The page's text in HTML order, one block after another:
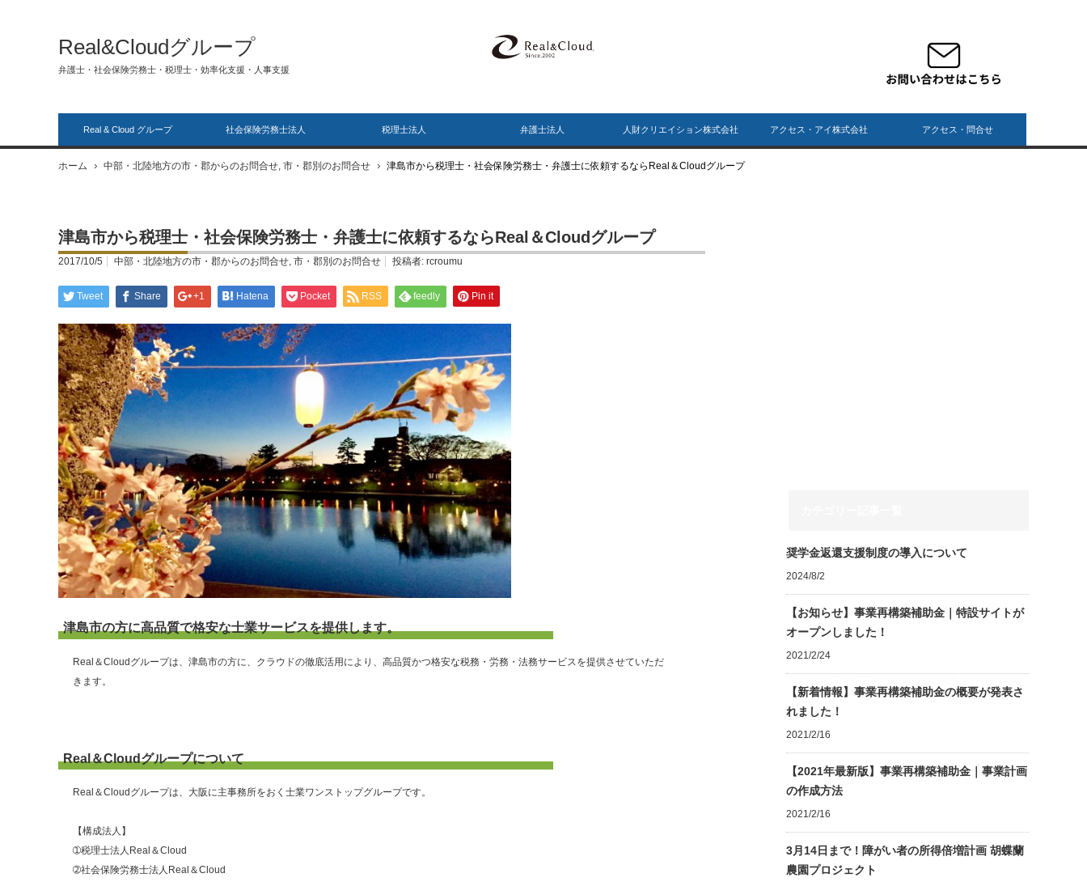
Real&Cloudグループ
弁護士・社会保険労務士・税理士・効率化支援・人事支援
Real & Cloud グループ 社会保険労務士法人 税理士法人 弁護士法人 人財クリエイション株式会社 アクセス・アイ株式会社 アクセス・問合せ
ホーム 中部・北陸地方の市・郡からのお問合せ, 市・郡別のお問合せ 津島市から税理士・社会保険労務士・弁護士に依頼するならReal＆Cloudグループ
津島市から税理士・社会保険労務士・弁護士に依頼するならReal＆Cloudグループ
2017/10/5 中部・北陸地方の市・郡からのお問合せ, 市・郡別のお問合せ 投稿者: rcroumu
Tweet Share +1 Hatena Pocket RSS feedly Pin it
津島市の方に高品質で格安な士業サービスを提供します。
Real＆Cloudグループは、津島市の方に、クラウドの徹底活用により、高品質かつ格安な税務・労務・法務サービスを提供させていただ
きます。
Real＆Cloudグループについて
Real＆Cloudグループは、大阪に主事務所をおく士業ワンストップグループです。
【構成法人】
➀税理士法人Real＆Cloud
➁社会保険労務士法人Real＆Cloud
奨学⾦返還⽀援制度の導⼊について
2024/8/2
【お知らせ】事業再構築補助金｜特設サイトが
オープンしました！
2021/2/24
【新着情報】事業再構築補助金の概要が発表さ
れました！
2021/2/16
【2021年最新版】事業再構築補助金｜事業計画
の作成方法
2021/2/16
3月14日まで！障がい者の所得倍増計画 胡蝶蘭
農園プロジェクト